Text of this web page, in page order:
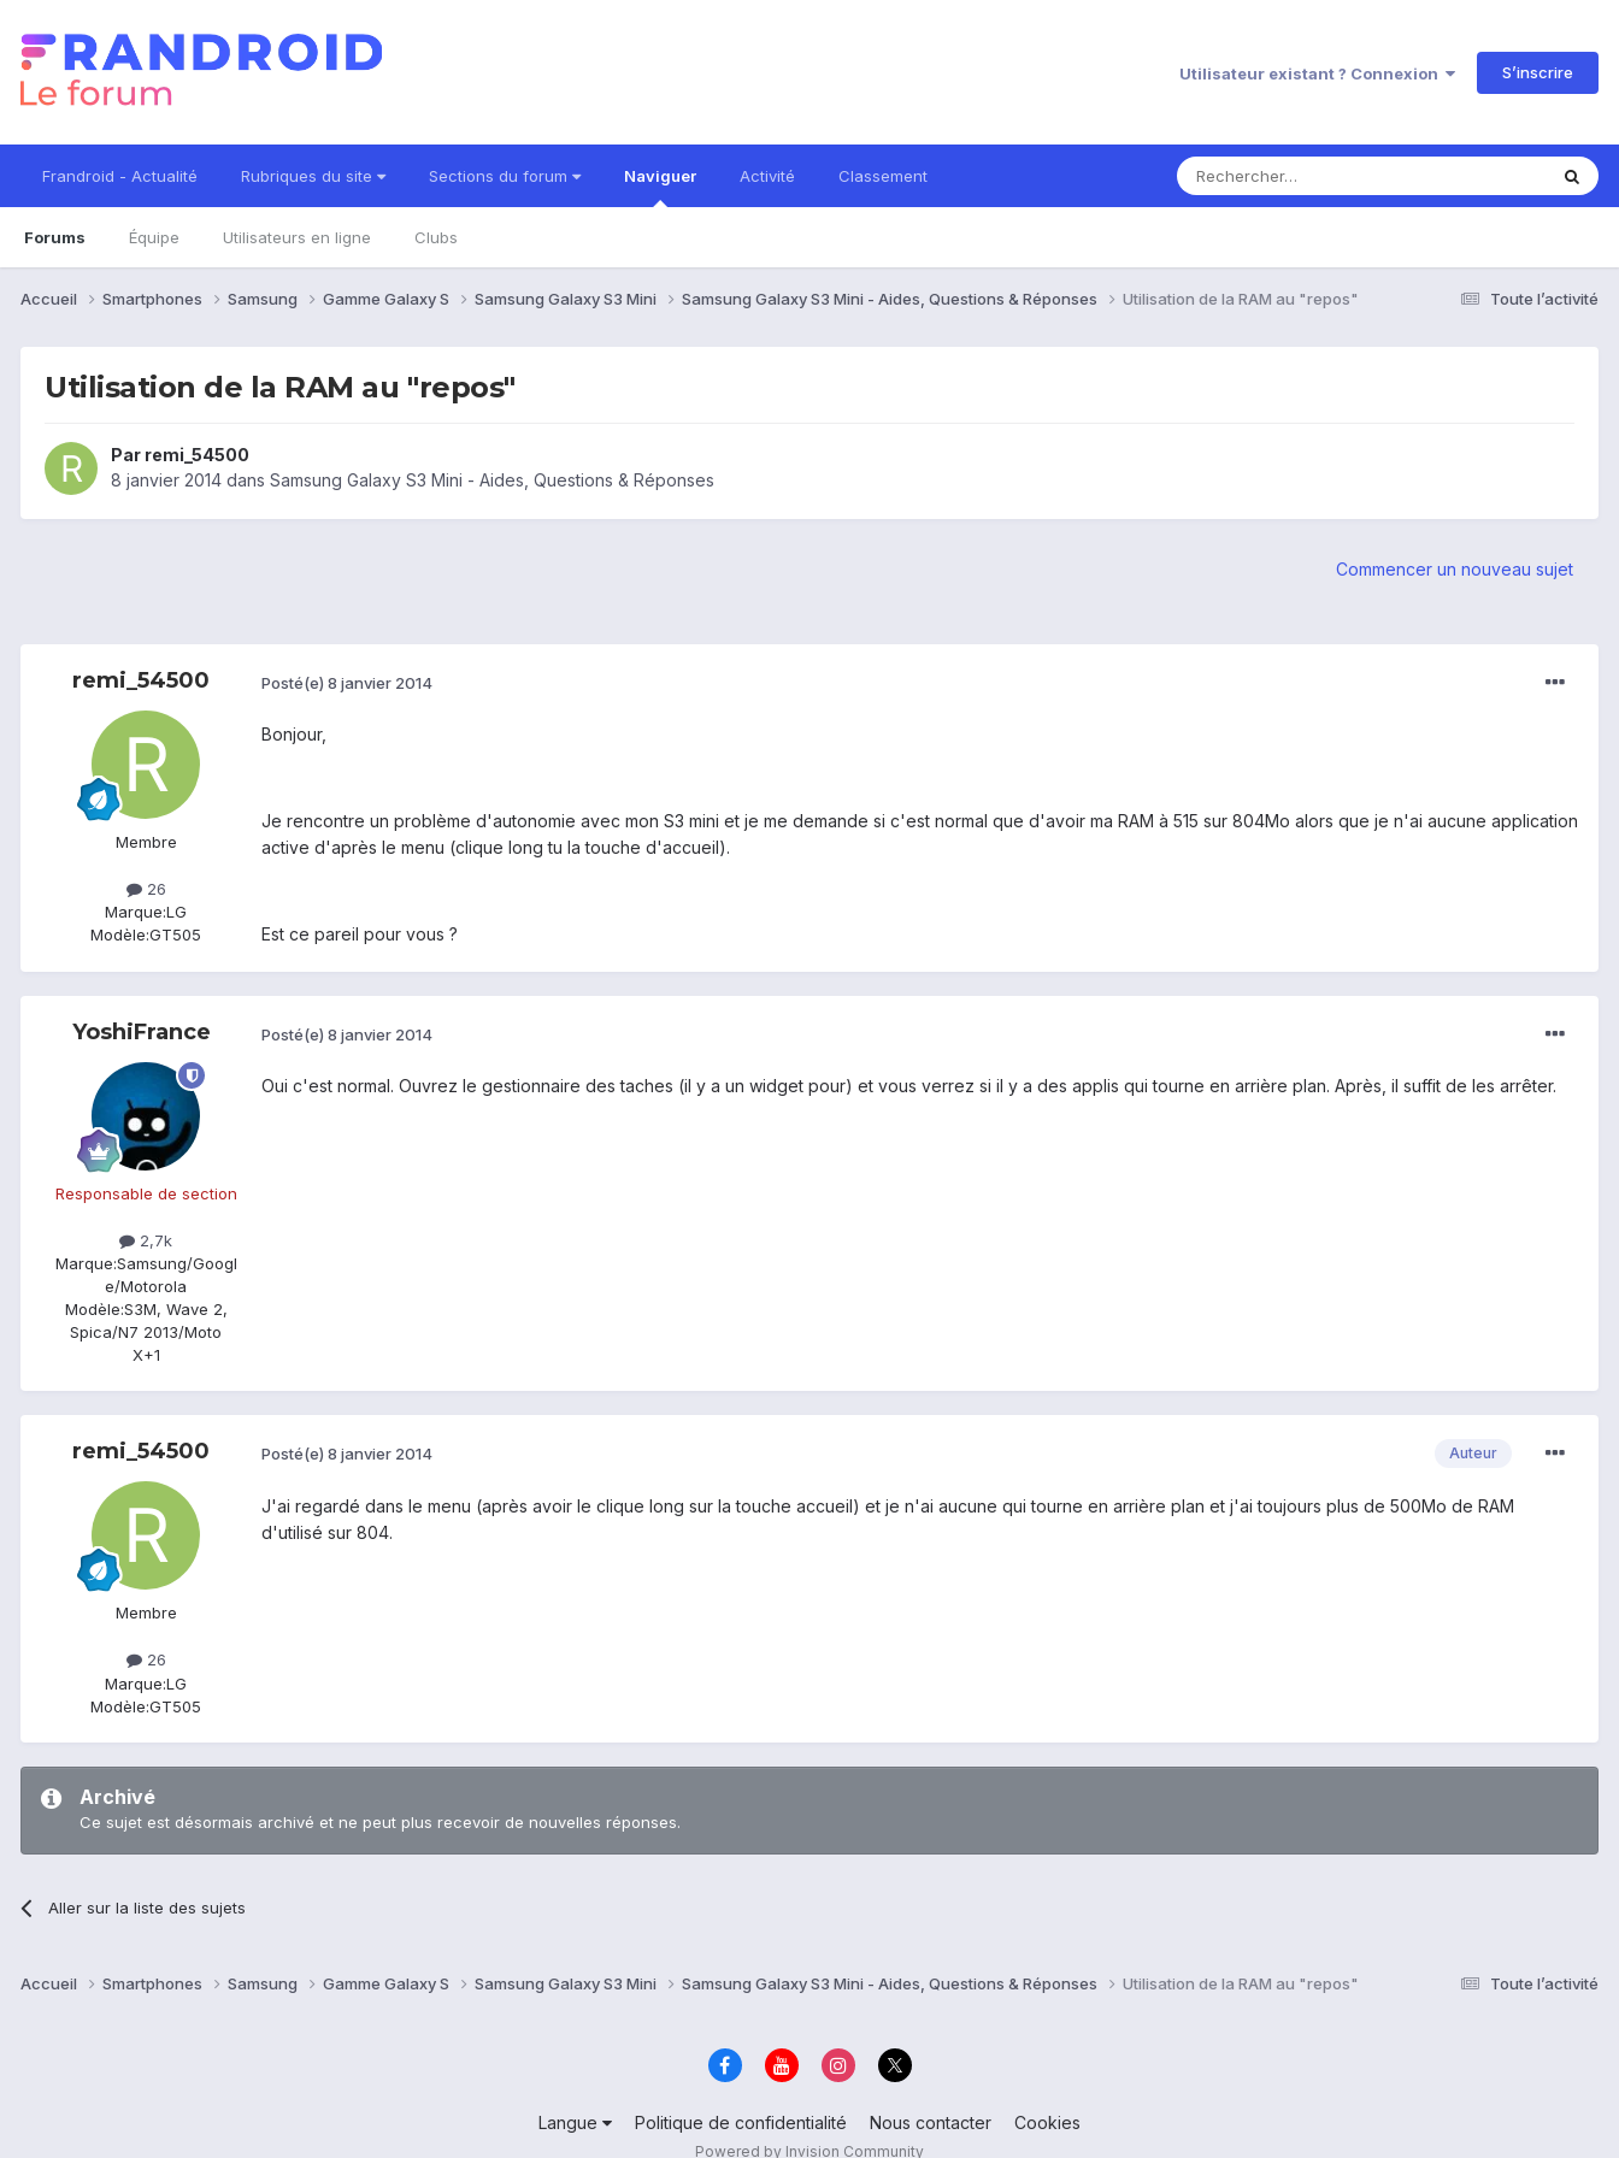
Utilisateur existant ? Connexion S’inscrire
Frandroid - Actualité Rubriques du site Sections du forum Naviguer
Forums Équipe Utilisateurs en ligne Clubs
Activité Classement
Toute l’activité
Accueil Smartphones Samsung Gamme Galaxy S Samsung Galaxy S3 Mini Samsung Galaxy S3 Mini - Aides, Questions & Réponses Utilisation de la RAM au "repos"
Utilisation de la RAM au "repos"
Par remi_54500
8 janvier 2014 dans Samsung Galaxy S3 Mini - Aides, Questions & Réponses
Commencer un nouveau sujet
remi_54500
Membre
26
Marque:LG
Modèle:GT505
Posté(e) 8 janvier 2014
Bonjour,
Je rencontre un problème d'autonomie avec mon S3 mini et je me demande si c'est normal que d'avoir ma RAM à 515 sur 804Mo alors que je n'ai aucune application
active d'après le menu (clique long tu la touche d'accueil).
Est ce pareil pour vous ?
YoshiFrance
Responsable de section
2,7k
Marque:Samsung/Googl
e/Motorola
Modèle:S3M, Wave 2,
Spica/N7 2013/Moto
X+1
Posté(e) 8 janvier 2014
Oui c'est normal. Ouvrez le gestionnaire des taches (il y a un widget pour) et vous verrez si il y a des applis qui tourne en arrière plan. Après, il suffit de les arrêter.
remi_54500
Membre
26
Marque:LG
Modèle:GT505
Auteur
Posté(e) 8 janvier 2014
J'ai regardé dans le menu (après avoir le clique long sur la touche accueil) et je n'ai aucune qui tourne en arrière plan et j'ai toujours plus de 500Mo de RAM
d'utilisé sur 804.
Archivé
Ce sujet est désormais archivé et ne peut plus recevoir de nouvelles réponses.
Aller sur la liste des sujets
Toute l’activité
Accueil Smartphones Samsung Gamme Galaxy S Samsung Galaxy S3 Mini Samsung Galaxy S3 Mini - Aides, Questions & Réponses Utilisation de la RAM au "repos"
Langue Politique de confidentialité Nous contacter Cookies
Powered by Invision Community